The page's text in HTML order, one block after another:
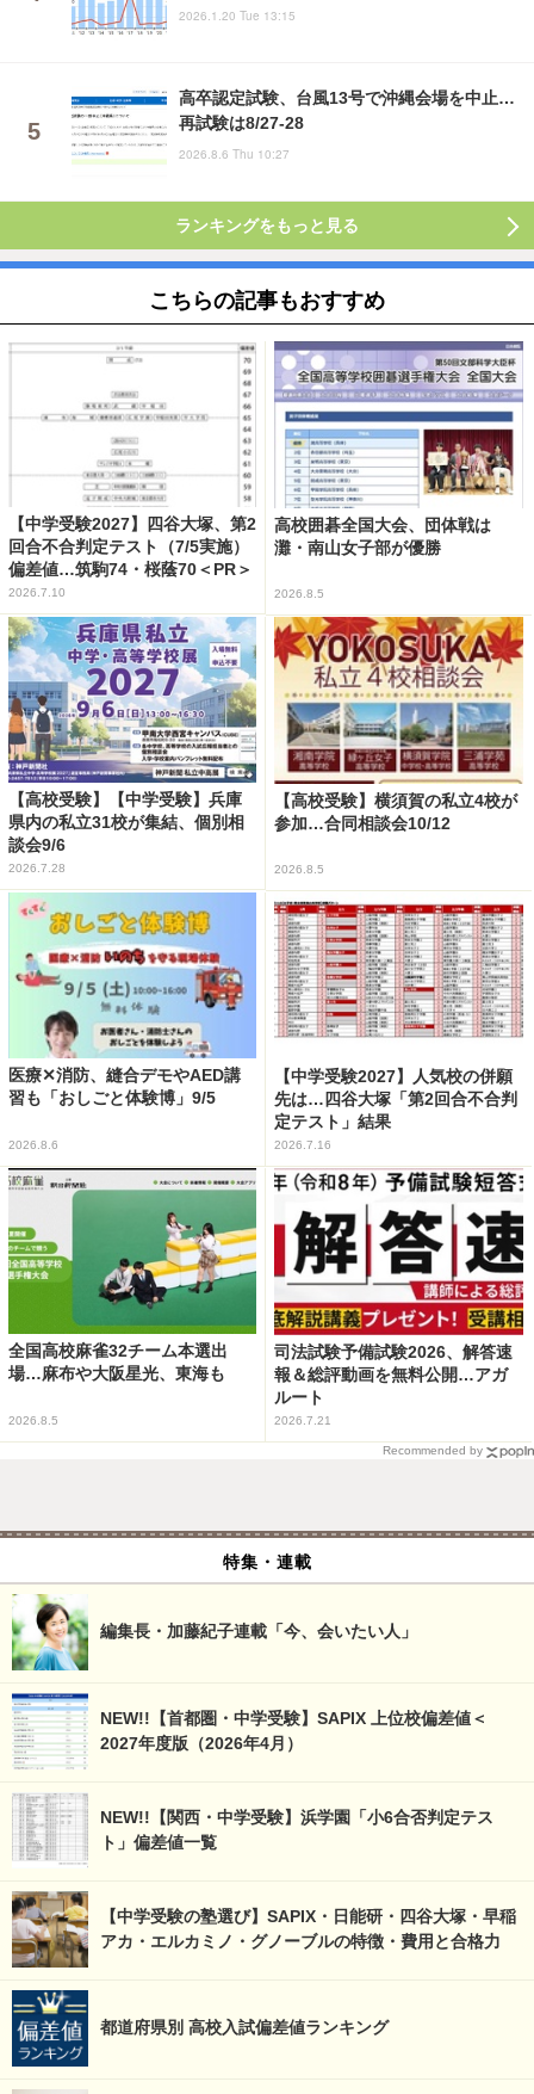
2026.1.20 Tue 13:15
高卒認定試験、台風13号で沖縄会場を中止…
再試験は8/27-28
2026.8.6 Thu 10:27
ランキングをもっと見る
こちらの記事もおすすめ
【中学受験2027】四谷大塚、第2
回合不合判定テスト（7/5実施）
偏差値…筑駒74・桜蔭70＜PR＞
2026.7.10
高校囲碁全国大会、団体戦は
灘・南山女子部が優勝
2026.8.5
【高校受験】【中学受験】兵庫
県内の私立31校が集結、個別相
談会9/6
2026.7.28
【高校受験】横須賀の私立4校が
参加…合同相談会10/12
2026.8.5
医療✕消防、縫合デモやAED講
習も「おしごと体験博」9/5
2026.8.6
【中学受験2027】人気校の併願
先は…四谷大塚「第2回合不合判
定テスト」結果
2026.7.16
全国高校麻雀32チーム本選出
場…麻布や大阪星光、東海も
2026.8.5
司法試験予備試験2026、解答速
報＆総評動画を無料公開…アガ
ルート
2026.7.21
Recommended by
特集・連載
編集長・加藤紀子連載「今、会いたい人」
NEW!!【首都圏・中学受験】SAPIX 上位校偏差値＜
2027年度版（2026年4月）
NEW!!【関西・中学受験】浜学園「小6合否判定テス
ト」偏差値一覧
【中学受験の塾選び】SAPIX・日能研・四谷大塚・早稲
アカ・エルカミノ・グノーブルの特徴・費用と合格力
都道府県別 高校入試偏差値ランキング